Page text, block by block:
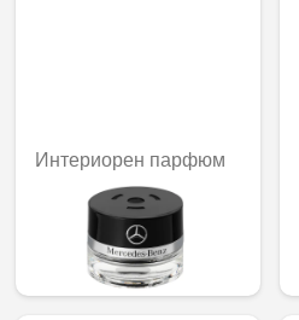
Интериорен парфюм
Freeside mood
92,02 € /
179,97 лв.